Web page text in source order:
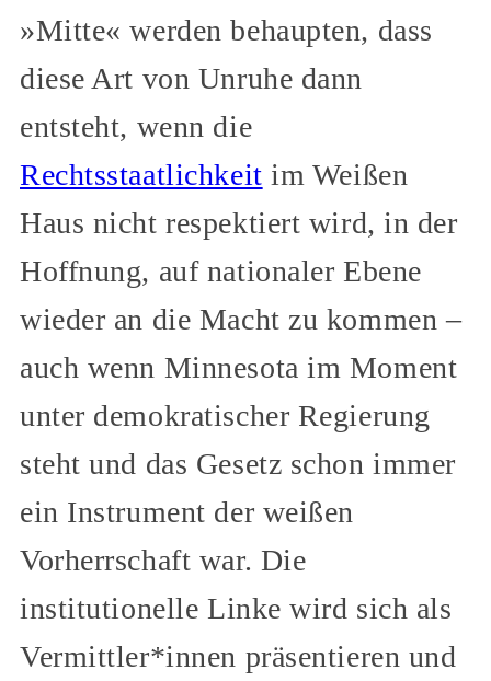
»Mitte« werden behaupten, dass
diese Art von Unruhe dann
entsteht, wenn die
Rechtsstaatlichkeit im Weißen
Haus nicht respektiert wird, in der
Hoffnung, auf nationaler Ebene
wieder an die Macht zu kommen –
auch wenn Minnesota im Moment
unter demokratischer Regierung
steht und das Gesetz schon immer
ein Instrument der weißen
Vorherrschaft war. Die
institutionelle Linke wird sich als
Vermittler*innen präsentieren und